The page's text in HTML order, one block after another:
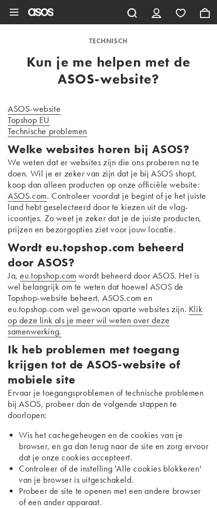
TECHNISCH
Kun je me helpen met de
ASOS-website?
ASOS-website
Topshop EU
Technische problemen
Welke websites horen bij ASOS?
We weten dat er websites zijn die ons proberen na te
doen. Wil je er zeker van zijn dat je bij ASOS shopt,
koop dan alleen producten op onze officiële website:
ASOS.com. Controleer voordat je begint of je het juiste
land hebt geselecteerd door te kiezen uit de vlag-
icoontjes. Zo weet je zeker dat je de juiste producten,
prijzen en bezorgopties ziet voor jouw locatie.
Wordt eu.topshop.com beheerd
door ASOS?
Ja,eu.topshop.com wordt beheerd door ASOS. Het is
wel belangrijk om te weten dat hoewel ASOS de
Topshop-website beheert, ASOS.com en
eu.topshop.com wel gewoon aparte websites zijn. Klik
op deze link als je meer wil weten over deze
samenwerking.
Ik heb problemen met toegang
krijgen tot de ASOS-website of
mobiele site
Ervaar je toegangsproblemen of technische problemen
bij ASOS, probeer dan de volgende stappen te
doorlopen:
Wis het cachegeheugen en de cookies van je
browser, en ga dan terug naar de site en zorg ervoor
dat je onze cookies accepteert.
Controleer of de instelling 'Alle cookies blokkeren'
van je browser is uitgeschakeld.
Probeer de site te openen met een andere browser
of een ander apparaat.